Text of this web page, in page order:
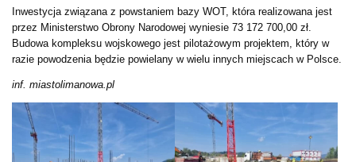
Inwestycja związana z powstaniem bazy WOT, która realizowana jest
przez Ministerstwo Obrony Narodowej wyniesie 73 172 700,00 zł.
Budowa kompleksu wojskowego jest pilotażowym projektem, który w
razie powodzenia będzie powielany w wielu innych miejscach w Polsce.
inf. miastolimanowa.pl